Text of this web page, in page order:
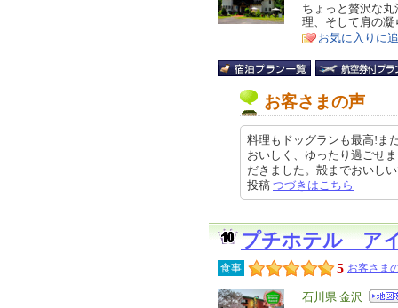
リ
ア
特
徴
ちょっと贅沢な
理、そして肩の
お気に入りに
お客さまの声
料理もドッグランも最高!ま
おいしく、ゆったり過ごせ
だきました。殻までおいし
投稿 つづきはこちら
プチホテル ア
食事 5 お客さま
エ
石川県 金沢